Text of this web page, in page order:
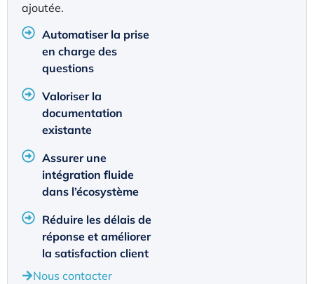
ajoutée.
Automatiser la prise
en charge des
questions
Valoriser la
documentation
existante
Assurer une
intégration fluide
dans l’écosystème
Réduire les délais de
réponse et améliorer
la satisfaction client
Nous contacter